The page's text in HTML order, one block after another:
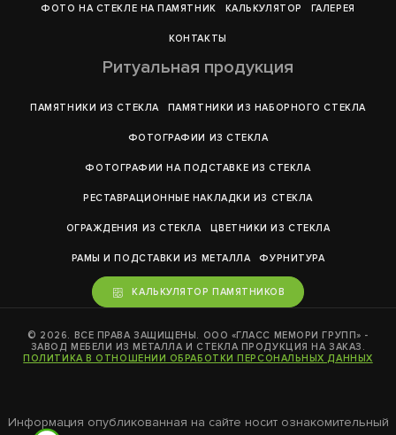
ФОТО НА СТЕКЛЕ НА ПАМЯТНИК КАЛЬКУЛЯТОР ГАЛЕРEЯ
КОНТАКТЫ
Ритуальная продукция
ПАМЯТНИКИ ИЗ СТЕКЛА ПАМЯТНИКИ ИЗ НАБОРНОГО СТЕКЛА
ФОТОГРАФИИ ИЗ СТЕКЛА
ФОТОГРАФИИ НА ПОДСТАВКЕ ИЗ СТЕКЛА
РЕСТАВРАЦИОННЫЕ НАКЛАДКИ ИЗ СТЕКЛА
ОГРАЖДЕНИЯ ИЗ СТЕКЛА ЦВЕТНИКИ ИЗ СТЕКЛА
РАМЫ И ПОДСТАВКИ ИЗ МЕТАЛЛА ФУРНИТУРА
КАЛЬКУЛЯТОР ПАМЯТНИКОВ
© 2026. ВСЕ ПРАВА ЗАЩИЩЕНЫ. ООО «ГЛАСС МЕМОРИ ГРУПП» -
ЗАВОД МЕБЕЛИ ИЗ МЕТАЛЛА И СТЕКЛА ПРОДУКЦИЯ НА ЗАКАЗ.
ПОЛИТИКА В ОТНОШЕНИИ ОБРАБОТКИ ПЕРСОНАЛЬНЫХ ДАННЫХ
Информация опубликованная на сайте носит ознакомительный